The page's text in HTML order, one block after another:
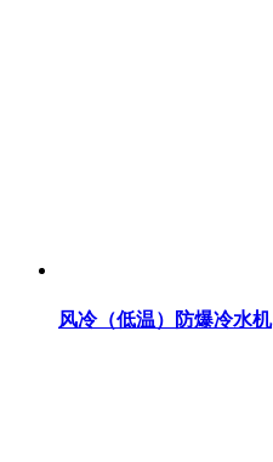
风冷（低温）防爆冷水机